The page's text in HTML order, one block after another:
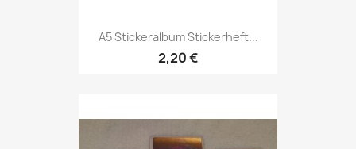
A5 Stickeralbum Stickerheft...
2,20 €